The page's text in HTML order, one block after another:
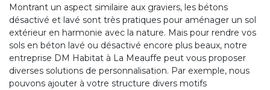
Montrant un aspect similaire aux graviers, les bétons
désactivé et lavé sont très pratiques pour aménager un sol
extérieur en harmonie avec la nature. Mais pour rendre vos
sols en béton lavé ou désactivé encore plus beaux, notre
entreprise DM Habitat à La Meauffe peut vous proposer
diverses solutions de personnalisation. Par exemple, nous
pouvons ajouter à votre structure divers motifs